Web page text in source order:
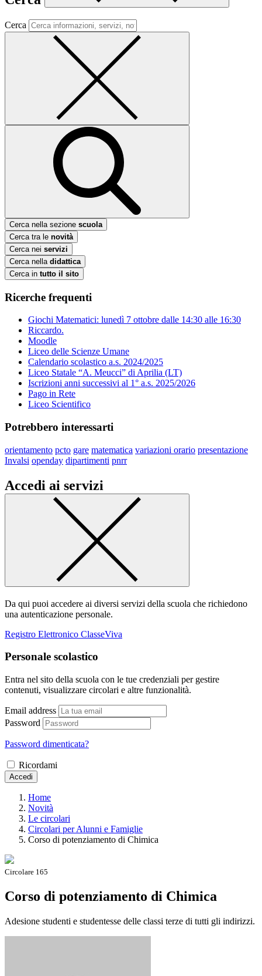
Cerca
Cerca nella sezione scuola
Cerca tra le novità
Cerca nei servizi
Cerca nella didattica
Cerca in tutto il sito
Ricerche frequenti
Giochi Matematici: lunedì 7 ottobre dalle 14:30 alle 16:30
Riccardo.
Moodle
Liceo delle Scienze Umane
Calendario scolastico a.s. 2024/2025
Liceo Statale “A. Meucci” di Aprilia (LT)
Iscrizioni anni successivi al 1° a.s. 2025/2026
Pago in Rete
Liceo Scientifico
Potrebbero interessarti
orientamento pcto gare matematica variazioni orario presentazione
Invalsi openday dipartimenti pnrr
Accedi ai servizi
Da qui puoi accedere ai diversi servizi della scuola che richiedono
una autenticazione personale.
Registro Elettronico ClasseViva
Personale scolastico
Entra nel sito della scuola con le tue credenziali per gestire
contenuti, visualizzare circolari e altre funzionalità.
Email address
Password
Password dimenticata?
Ricordami
Accedi
Home
Novità
Le circolari
Circolari per Alunni e Famiglie
Corso di potenziamento di Chimica
Circolare 165
Corso di potenziamento di Chimica
Adesione studenti e studentesse delle classi terze di tutti gli indirizzi.